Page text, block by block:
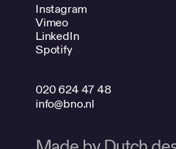
Instagram
Vimeo
LinkedIn
Spotify
020 624 47 48
info@bno.nl